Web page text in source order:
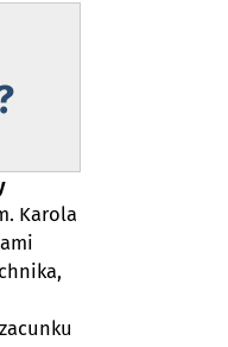
Karola